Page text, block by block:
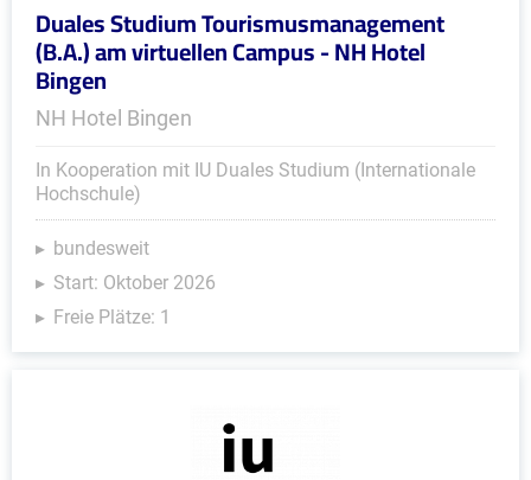
Duales Studium Tourismusmanagement
(B.A.) am virtuellen Campus - NH Hotel
Bingen
NH Hotel Bingen
In Kooperation mit IU Duales Studium (Internationale
Hochschule)
bundesweit
Start: Oktober 2026
Freie Plätze: 1